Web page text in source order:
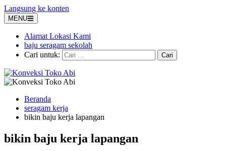
Langsung ke konten
MENU
Alamat Lokasi Kami
baju seragam sekolah
Cari untuk:
Beranda
seragam kerja
bikin baju kerja lapangan
bikin baju kerja lapangan